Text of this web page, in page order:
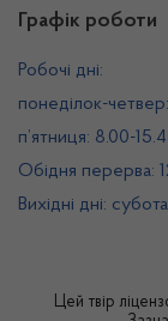
Графік роботи
Робочі дні:
понеділок-
п’ятниця: 8.00-
Обідня перерва:
Вихідні дні:
Цей твір